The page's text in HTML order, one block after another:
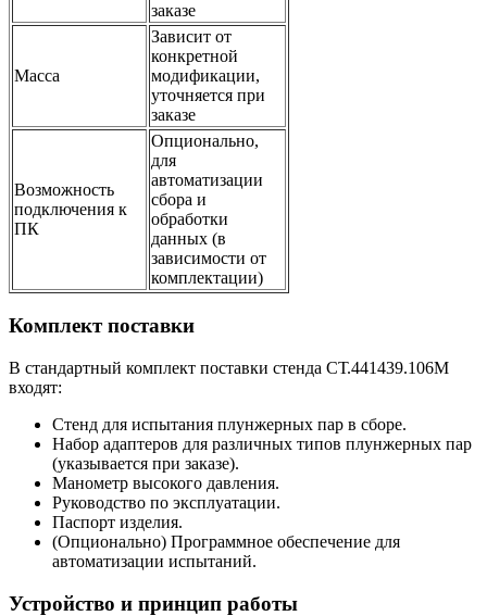
заказе
Масса
Зависит от
конкретной
модификации,
уточняется при
заказе
Возможность
подключения к
ПК
Опционально,
для
автоматизации
сбора и
обработки
данных (в
зависимости от
комплектации)
Комплект поставки
В стандартный комплект поставки стенда СТ.441439.106М
входят:
Стенд для испытания плунжерных пар в сборе.
Набор адаптеров для различных типов плунжерных пар
(указывается при заказе).
Манометр высокого давления.
Руководство по эксплуатации.
Паспорт изделия.
(Опционально) Программное обеспечение для
автоматизации испытаний.
Устройство и принцип работы